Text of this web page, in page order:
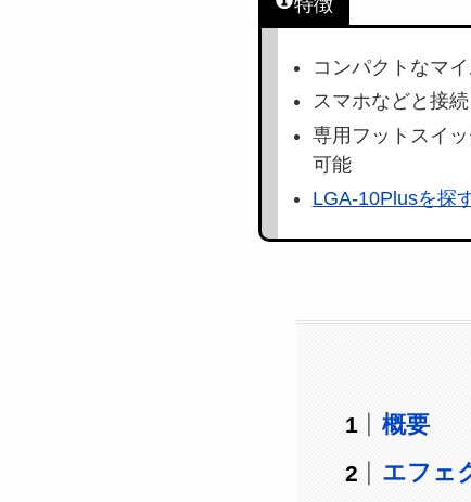
特徴
コンパクトなマ
スマホなどと接
専用フットスイ
可能
LGA-10Plusを探
概要
エフェ